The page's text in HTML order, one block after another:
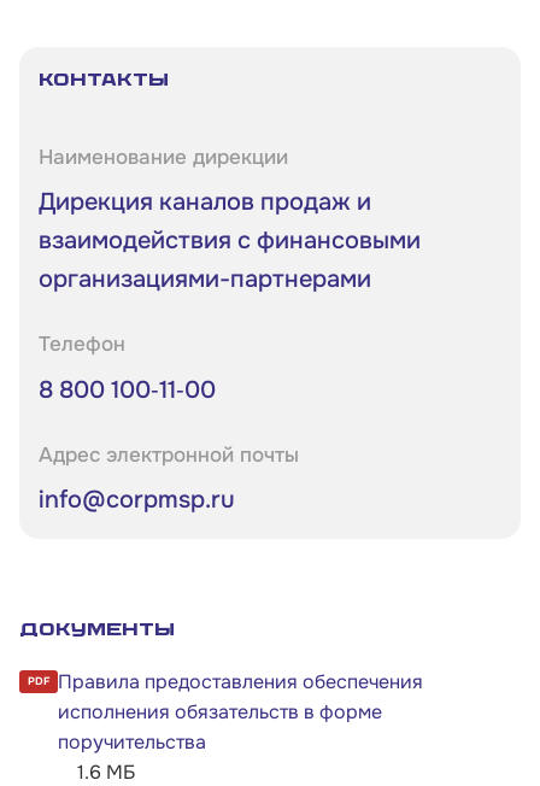
Контакты
Наименование дирекции
Дирекция каналов продаж и
взаимодействия с финансовыми
организациями-партнерами
Телефон
8 800 100‑11‑00
Адрес электронной почты
info@corpmsp.ru
Документы
PDF
Правила предоставления обеспечения
исполнения обязательств в форме
поручительства
1.6 МБ